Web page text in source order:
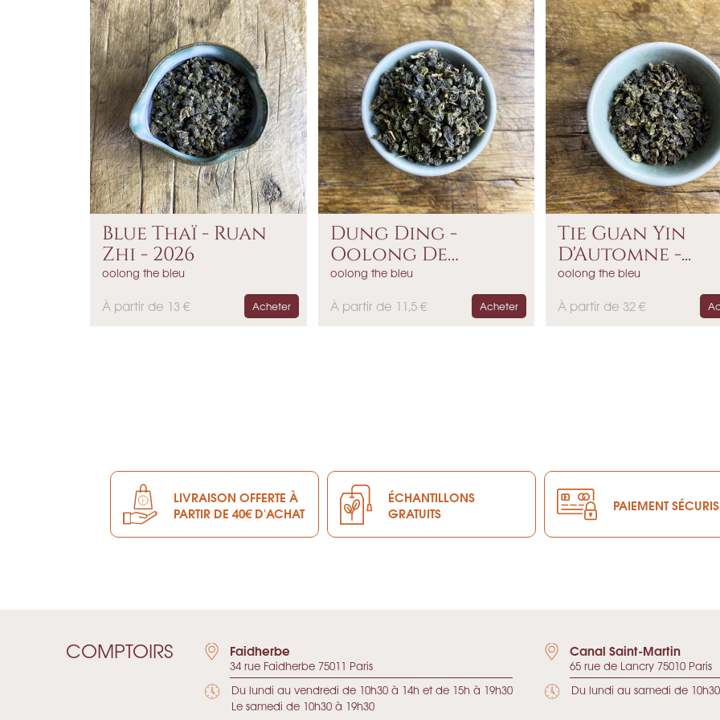
x
x
x
Blue Thaï - Ruan
Zhi - 2026
oolong the bleu
P
À partir de 13 € Acheter
Dung Ding -
Oolong De
Taïwain
oolong the bleu
P
À partir de 11,5 € Acheter
Tie Guan Yin
D'Automne -...
oolong the bleu
P
À partir de 32 €
LIVRAISON OFFERTE À
PARTIR DE 40€ D'ACHAT
ÉCHANTILLONS
GRATUITS
PAIEMENT
COMPTOIRS Faidherbe
34 rue Faidherbe 75011 Paris
Du lundi au vendredi de 10h30 à 14h et de 15h à 19h30
Le samedi de 10h30 à 19h30
Canal Saint-Martin
65 rue de Lancry 75010 Paris
Du lundi au samedi de